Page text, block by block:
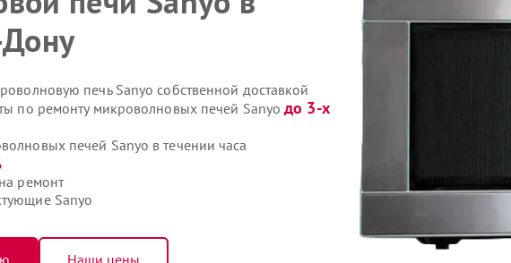
печь Sanyo собственной доставкой
по ремонту микроволновых печей Sanyoдо 3-х
печей Sanyo в течении часа
ремонт
Sanyo
Наши цены